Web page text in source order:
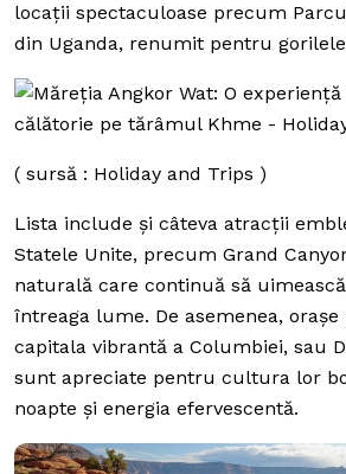
locații spectaculoase precum
din Uganda, renumit pentru
( sursă : Holiday and Trips )
Lista include și câteva atracții
Statele Unite, precum Grand
naturală care continuă să
întreaga lume. De asemenea,
capitala vibrantă a Columbiei, sau
sunt apreciate pentru cultura lor
noapte și energia efervescentă.